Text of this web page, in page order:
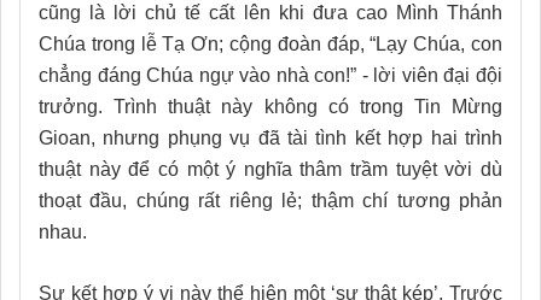
cũng là lời chủ tế cất lên khi đưa cao Mình Thánh
Chúa trong lễ Tạ Ơn; cộng đoàn đáp, “Lạy Chúa, con
chẳng đáng Chúa ngự vào nhà con!” - lời viên đại đội
trưởng. Trình thuật này không có trong Tin Mừng
Gioan, nhưng phụng vụ đã tài tình kết hợp hai trình
thuật này để có một ý nghĩa thâm trầm tuyệt vời dù
thoạt đầu, chúng rất riêng lẻ; thậm chí tương phản
nhau.
Sự kết hợp ý vị này thể hiện một ‘sự thật kép’. Trước